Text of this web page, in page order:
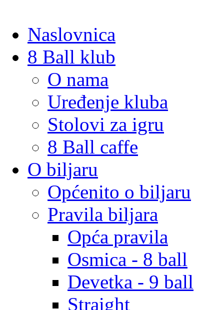
Naslovnica
8 Ball klub
O nama
Uređenje kluba
Stolovi za igru
8 Ball caffe
O biljaru
Općenito o biljaru
Pravila biljara
Opća pravila
Osmica - 8 ball
Devetka - 9 ball
Straight